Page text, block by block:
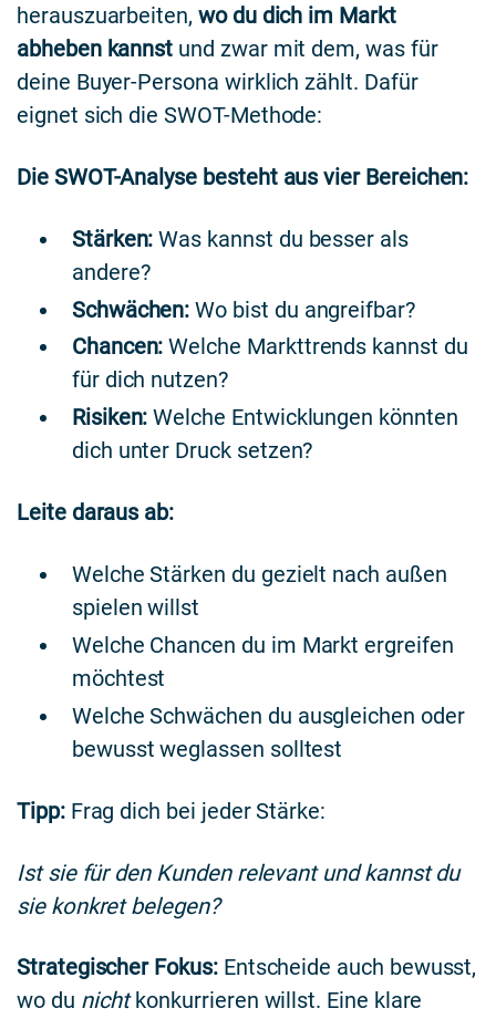
herauszuarbeiten, wo du dich im Markt
abheben kannst und zwar mit dem, was für
deine Buyer-Persona wirklich zählt. Dafür
eignet sich die SWOT-Methode:
Die SWOT-Analyse besteht aus vier Bereichen:
Stärken: Was kannst du besser als
andere?
Schwächen: Wo bist du angreifbar?
Chancen: Welche Markttrends kannst du
für dich nutzen?
Risiken: Welche Entwicklungen könnten
dich unter Druck setzen?
Leite daraus ab:
Welche Stärken du gezielt nach außen
spielen willst
Welche Chancen du im Markt ergreifen
möchtest
Welche Schwächen du ausgleichen oder
bewusst weglassen solltest
Tipp:Frag dich bei jeder Stärke:
Ist sie für den Kunden relevant und kannst du
sie konkret belegen?
Strategischer Fokus:Entscheide auch bewusst,
wo du nichtkonkurrieren willst. Eine klare